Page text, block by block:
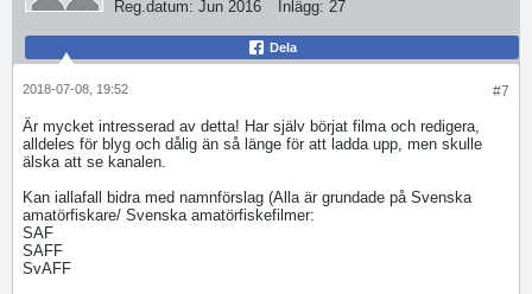
Reg.datum: Jun 2016 Inlägg: 27
Dela
#7
2018-07-08, 19:52
Är mycket intresserad av detta! Har själv börjat filma och redigera,
alldeles för blyg och dålig än så länge för att ladda upp, men skulle
älska att se kanalen.
Kan iallafall bidra med namnförslag (Alla är grundade på Svenska
amatörfiskare/ Svenska amatörfiskefilmer:
SAF
SAFF
SvAFF